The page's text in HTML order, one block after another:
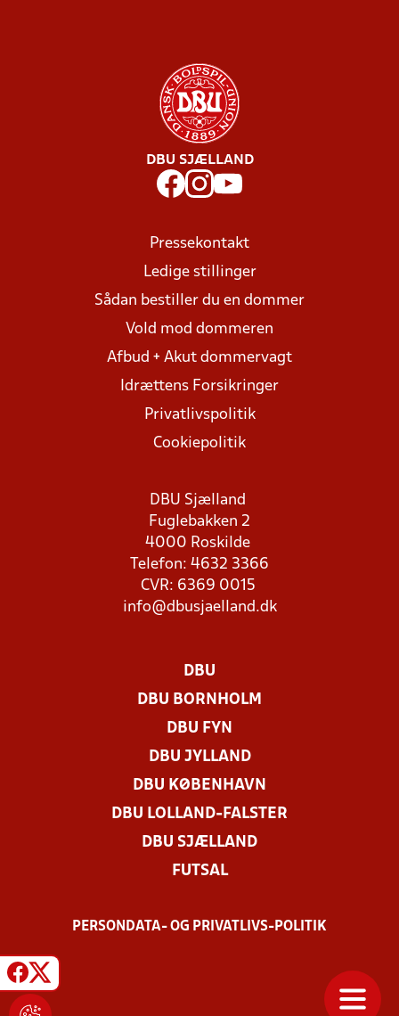
DBU SJÆLLAND
Pressekontakt
Ledige stillinger
Sådan bestiller du en dommer
Vold mod dommeren
Afbud + Akut dommervagt
Idrættens Forsikringer
Privatlivspolitik
Cookiepolitik
DBU Sjælland
Fuglebakken 2
4000 Roskilde
Telefon: 4632 3366
CVR: 6369 0015
info@dbusjaelland.dk
DBU
DBU BORNHOLM
DBU FYN
DBU JYLLAND
DBU KØBENHAVN
DBU LOLLAND-FALSTER
DBU SJÆLLAND
FUTSAL
PERSONDATA- OG PRIVATLIVS-POLITIK